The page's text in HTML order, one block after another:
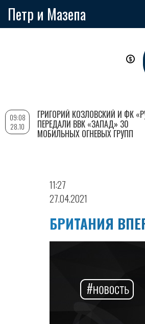
Петр и Мазепа
11:27
27.04.2021
БРИТАНИЯ
09:08
28.10
ГРИГОРИЙ КОЗЛОВСКИЙ И ФК
ПЕРЕДАЛИ ВВК «ЗАПАД» 30
МОБИЛЬНЫХ ОГНЕВЫХ ГРУПП